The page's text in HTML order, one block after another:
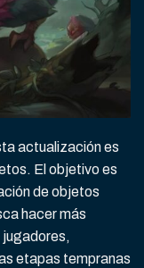
actualización es
El objetivo es
de objetos
hacer más
jugadores,
etapas tempranas